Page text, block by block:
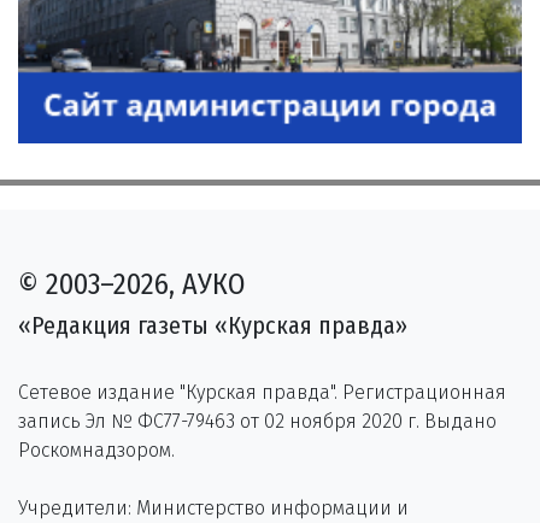
© 2003–2026, АУКО
«Редакция газеты «Курская правда»
Сетевое издание "Курская правда". Регистрационная
запись Эл № ФС77-79463 от 02 ноября 2020 г. Выдано
Роскомнадзором.
Учредители: Министерство информации и